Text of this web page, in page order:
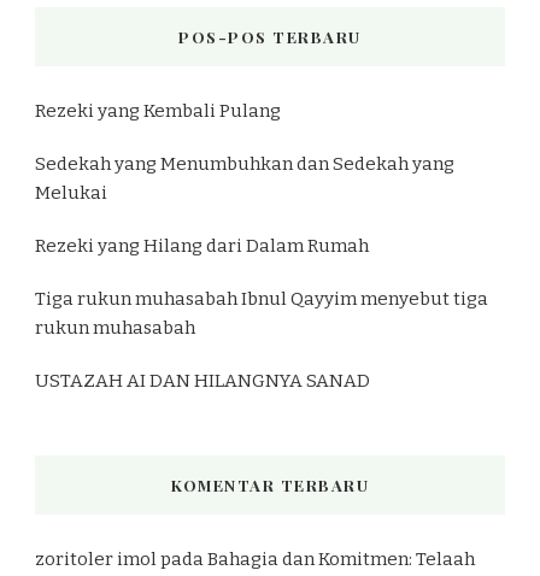
POS-POS TERBARU
Rezeki yang Kembali Pulang
Sedekah yang Menumbuhkan dan Sedekah yang
Melukai
Rezeki yang Hilang dari Dalam Rumah
Tiga rukun muhasabah Ibnul Qayyim menyebut tiga
rukun muhasabah
USTAZAH AI DAN HILANGNYA SANAD
KOMENTAR TERBARU
zoritoler imolpadaBahagia dan Komitmen: Telaah